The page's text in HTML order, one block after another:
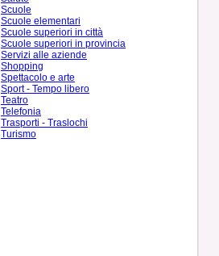
Scuole
Scuole elementari
Scuole superiori in città
Scuole superiori in provincia
Servizi alle aziende
Shopping
Spettacolo e arte
Sport - Tempo libero
Teatro
Telefonia
Trasporti - Traslochi
Turismo